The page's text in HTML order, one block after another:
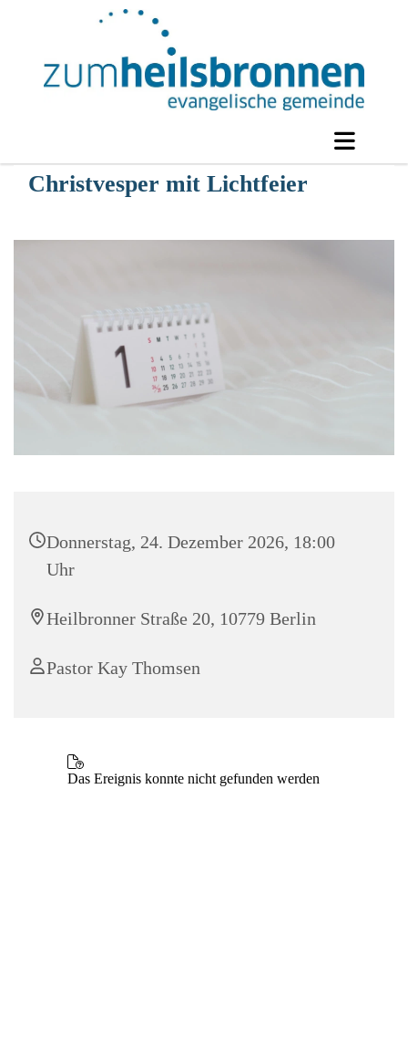
Christvesper mit Lichtfeier
Donnerstag, 24. Dezember 2026, 18:00
Uhr
Heilbronner Straße 20, 10779 Berlin
Pastor Kay Thomsen